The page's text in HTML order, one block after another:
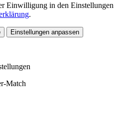
Einwilligung in den Einstellungen
.
Einstellungen anpassen
Match